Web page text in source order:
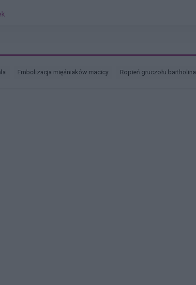
embolizacja mięśniaków macicy ropień gruczołu bartholina